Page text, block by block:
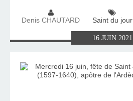
Denis CHAUTARD Saint du jour
16 JUIN 2021